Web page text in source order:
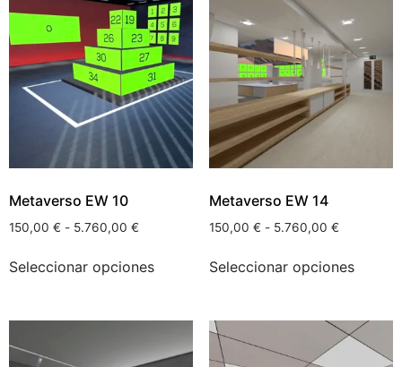
Metaverso EW 10
150,00 € - 5.760,00 €
Seleccionar opciones
Metaverso EW 14
150,00 € - 5.760,00 €
Seleccionar opciones